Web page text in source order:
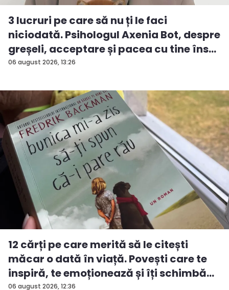
06 august 2026, 13:26
3 lucruri pe care să nu ți le faci
niciodată. Psihologul Axenia Bot, despre
greșeli, acceptare și pacea cu tine îns...
06 august 2026, 12:36
12 cărți pe care merită să le citești
măcar o dată în viață. Povești care te
inspiră, te emoționează și îți schimbă...